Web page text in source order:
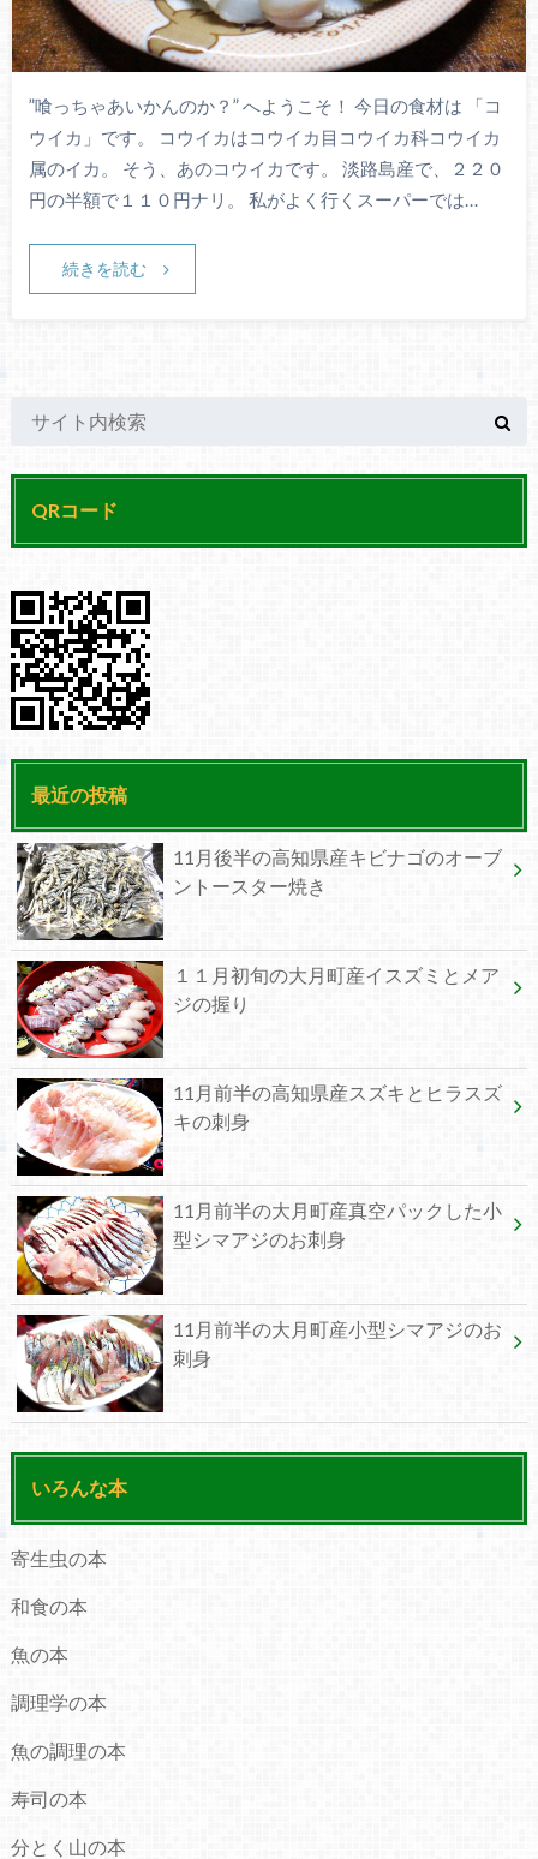
”喰っちゃあいかんのか？” へようこそ！ 今日の食材は 「コ
ウイカ」です。 コウイカはコウイカ目コウイカ科コウイカ
属のイカ。 そう、あのコウイカです。 淡路島産で、２２０
円の半額で１１０円ナリ。 私がよく行くスーパーでは…
続きを読む
QRコード
最近の投稿
11月後半の高知県産キビナゴのオーブ
ントースター焼き
１１月初旬の大月町産イスズミとメア
ジの握り
11月前半の高知県産スズキとヒラスズ
キの刺身
11月前半の大月町産真空パックした小
型シマアジのお刺身
11月前半の大月町産小型シマアジのお
刺身
いろんな本
寄生虫の本
和食の本
魚の本
調理学の本
魚の調理の本
寿司の本
分とく山の本